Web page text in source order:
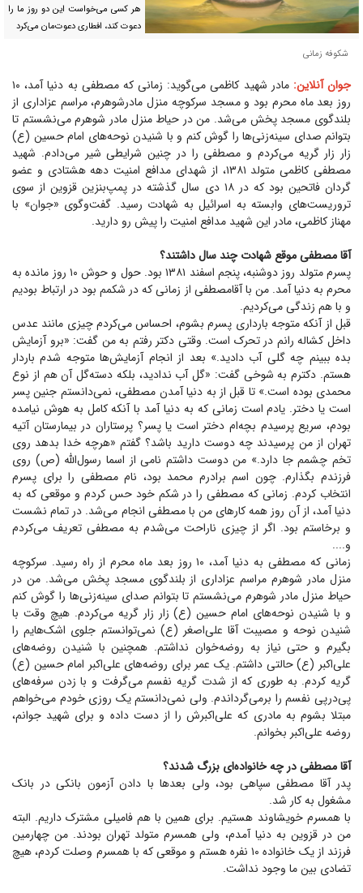
هر کسی می‌خواست این دو روز ما را
دعوت کند، افطاری دعوت‌مان می‌کرد
شکوفه زمانی
جوان آنلاین:
مادر شهید کاظمی می‌گوید: زمانی که مصطفی به دنیا آمد، ۱۰
روز بعد ماه محرم بود و مسجد سرکوچه منزل مادرشوهرم، مراسم عزاداری از
بلندگوی مسجد پخش می‌شد. من در حیاط منزل مادر شوهرم می‌نشستم تا
بتوانم صدای سینه‌زنی‌ها را گوش کنم و با شنیدن نوحه‌های امام حسین (ع)
زار زار گریه می‌کردم و مصطفی را در چنین شرایطی شیر می‌دادم. شهید
مصطفی کاظمی متولد ۱۳۸۱، از شهدای مدافع امنیت دهه هشتادی و عضو
گردان فاتحین بود که در ۱۸ دی سال گذشته در پمپ‌بنزین قزوین از سوی
تروریست‌های وابسته به اسرائیل به شهادت رسید. گفت‌وگوی «جوان» با
مهناز کاظمی، مادر این شهید مدافع امنیت را پیش رو دارید.
آقا مصطفی موقع شهادت چند سال داشتند؟
پسرم متولد روز دوشنبه، پنجم اسفند ۱۳۸۱ بود. حول و حوش ۱۰ روز مانده به
محرم به دنیا آمد. من با آقامصطفی از زمانی که در شکمم بود در ارتباط بودیم
و با هم زندگی می‌کردیم.
قبل از آنکه متوجه بارداری پسرم بشوم، احساس می‌کردم چیزی مانند عدس
داخل کشاله رانم در تحرک است. وقتی دکتر رفتم به من گفت: «برو آزمایش
بده ببینم چه گلی آب دادید.» بعد از انجام آزمایش‌ها متوجه شدم باردار
هستم. دکترم به شوخی گفت: «گل آب ندادید، بلکه دسته‌گل آن هم از نوع
محمدی بوده است.» تا قبل از به دنیا آمدن مصطفی، نمی‌دانستم جنین پسر
است یا دختر. یادم است زمانی که به دنیا آمد با آنکه کامل به هوش نیامده
بودم، سریع پرسیدم بچه‌ام دختر است یا پسر؟ پرستاران در بیمارستان آتیه
تهران از من پرسیدند چه دوست دارید باشد؟ گفتم «هرچه خدا بدهد روی
تخم چشمم جا دارد.» من دوست داشتم نامی از اسما رسول‌الله (ص) روی
فرزندم بگذارم. چون اسم برادرم محمد بود، نام مصطفی را برای پسرم
انتخاب کردم. زمانی که مصطفی را در شکم خود حس کردم و موقعی که به
دنیا آمد، از آن روز همه کار‌های من با مصطفی انجام می‌شد. در تمام نشست
و برخاستم بود. اگر از چیزی ناراحت می‌شدم به مصطفی تعریف می‌کردم
و....
زمانی که مصطفی به دنیا آمد، ۱۰ روز بعد ماه محرم از راه رسید. سرکوچه
منزل مادر شوهرم مراسم عزاداری از بلندگوی مسجد پخش می‌شد. من در
حیاط منزل مادر شوهرم می‌نشستم تا بتوانم صدای سینه‌زنی‌ها را گوش کنم
و با شنیدن نوحه‌های امام حسین (ع) زار زار گریه می‌کردم. هیچ وقت با
شنیدن نوحه و مصیبت آقا علی‌اصغر (ع) نمی‌توانستم جلوی اشک‌هایم را
بگیرم و حتی نیاز به روضه‌خوان نداشتم. همچنین با شنیدن روضه‌های
علی‌اکبر (ع) حالتی داشتم. یک عمر برای روضه‌های علی‌اکبر امام حسین (ع)
گریه کردم. به طوری که از شدت گریه نفسم می‌گرفت و با زدن سرفه‌های
پی‌درپی نفسم را برمی‌گرداندم. ولی نمی‌دانستم یک روزی خودم می‌خواهم
مبتلا بشوم به مادری که علی‌اکبرش را از دست داده و برای شهید جوانم،
روضه علی‌اکبر بخوانم.
آقا مصطفی در چه خانواده‌ای بزرگ شدند؟
پدر آقا مصطفی سپاهی بود، ولی بعد‌ها با دادن آزمون بانکی در بانک
مشغول به کار شد.
با همسرم خویشاوند هستیم. برای همین با هم فامیلی مشترک داریم. البته
من در قزوین به دنیا آمدم، ولی همسرم متولد تهران بودند. من چهارمین
فرزند از یک خانواده ۱۰ نفره هستم و موقعی که با همسرم وصلت کردم، هیچ
تضادی بین ما وجود نداشت.